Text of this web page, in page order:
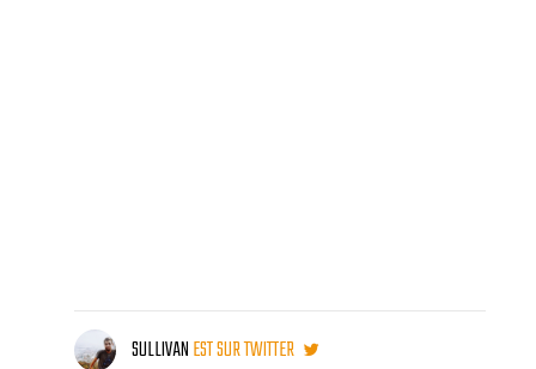
SULLIVANEST SUR TWITTER